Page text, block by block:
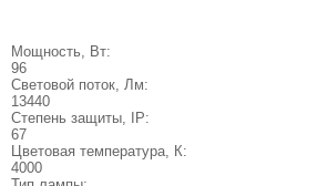
Мощность, Вт:
96
Световой поток, Лм:
13440
Степень защиты, IP:
67
Цветовая температура, К:
4000